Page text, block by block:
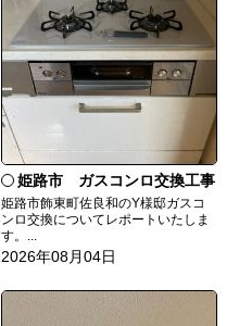
姫路市 ガスコンロ交換工事
姫路市飾東町佐良和のY様邸ガスコ
ンロ交換についてレポートいたしま
す。...
2026年08月04日